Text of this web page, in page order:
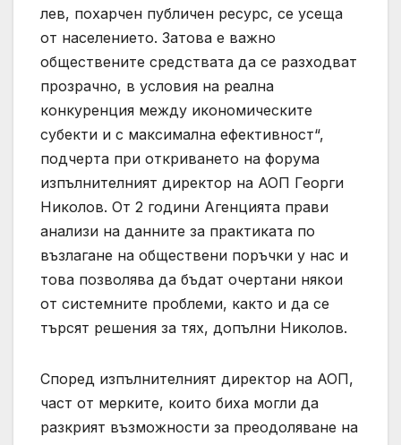
лев, похарчен публичен ресурс, се усеща
от населението. Затова е важно
обществените средствата да се разходват
прозрачно, в условия на реална
конкуренция между икономическите
субекти и с максимална ефективност“,
подчерта при откриването на форума
изпълнителният директор на АОП Георги
Николов. От 2 години Агенцията прави
анализи на данните за практиката по
възлагане на обществени поръчки у нас и
това позволява да бъдат очертани някои
от системните проблеми, както и да се
търсят решения за тях, допълни Николов.
Според изпълнителният директор на АОП,
част от мерките, които биха могли да
разкрият възможности за преодоляване на